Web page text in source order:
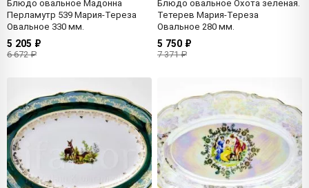
Блюдо овальное Мадонна
Перламутр 539 Мария-Тереза
Овальное 330 мм.
5 205 ₽
6 672 ₽
Блюдо овальное Охота зеленая.
Тетерев Мария-Тереза
Овальное 280 мм.
5 750 ₽
7 371 ₽